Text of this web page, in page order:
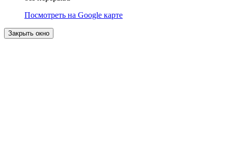
Посмотреть на Google карте
Закрыть окно